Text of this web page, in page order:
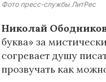
Фото пресс-службы ЛитРес
Николай
буква» за
согревает душу
прозвучать как